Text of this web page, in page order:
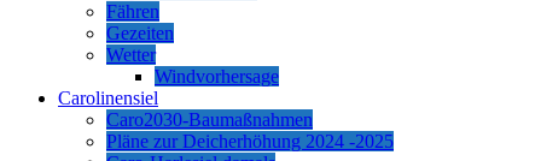
Fähren
Gezeiten
Wetter
Windvorhersage
Carolinensiel
Caro2030-Baumaßnahmen
Pläne zur Deicherhöhung 2024 -2025